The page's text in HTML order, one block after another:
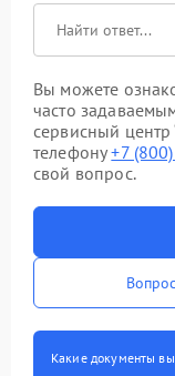
Вы можете
часто
сервисный
телефону+7
свой вопрос.
Какие документы вы